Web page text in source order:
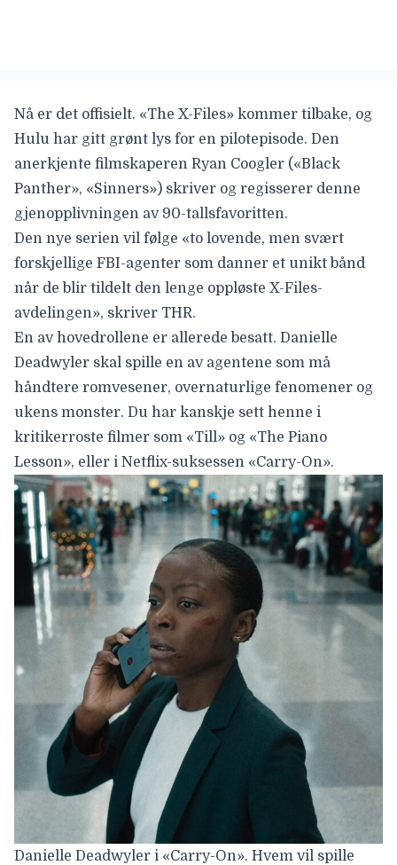
Nå er det offisielt. «The X-Files» kommer tilbake, og
Hulu har gitt grønt lys for en pilotepisode. Den
anerkjente filmskaperen Ryan Coogler («Black
Panther», «Sinners») skriver og regisserer denne
gjenopplivningen av 90-tallsfavoritten.
Den nye serien vil følge «to lovende, men svært
forskjellige FBI-agenter som danner et unikt bånd
når de blir tildelt den lenge oppløste X-Files-
avdelingen», skriver THR.
En av hovedrollene er allerede besatt. Danielle
Deadwyler skal spille en av agentene som må
håndtere romvesener, overnaturlige fenomener og
ukens monster. Du har kanskje sett henne i
kritikerroste filmer som «Till» og «The Piano
Lesson», eller i Netflix-suksessen «Carry-On».
Danielle Deadwyler i «Carry-On». Hvem vil spille